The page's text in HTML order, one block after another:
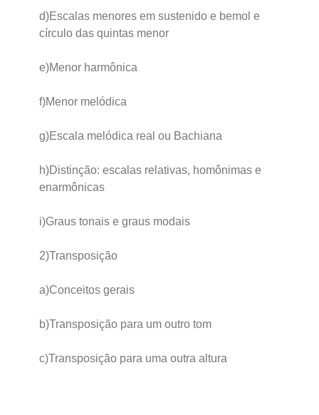
d)Escalas menores em sustenido e bemol e
círculo das quintas menor
e)Menor harmônica
f)Menor melódica
g)Escala melódica real ou Bachiana
h)Distinção: escalas relativas, homônimas e
enarmônicas
i)Graus tonais e graus modais
2)Transposição
a)Conceitos gerais
b)Transposição para um outro tom
c)Transposição para uma outra altura